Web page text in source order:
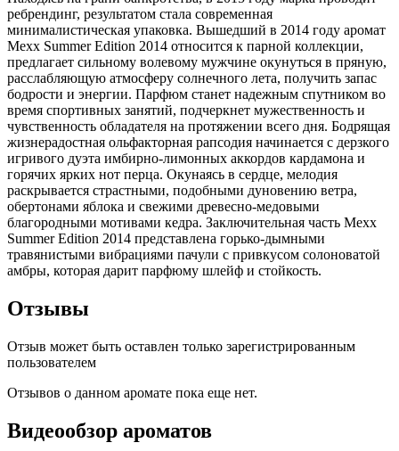
ребрендинг, результатом стала современная
минималистическая упаковка. Вышедший в 2014 году аромат
Mexx Summer Edition 2014 относится к парной коллекции,
предлагает сильному волевому мужчине окунуться в пряную,
расслабляющую атмосферу солнечного лета, получить запас
бодрости и энергии. Парфюм станет надежным спутником во
время спортивных занятий, подчеркнет мужественность и
чувственность обладателя на протяжении всего дня. Бодрящая
жизнерадостная ольфакторная рапсодия начинается с дерзкого
игривого дуэта имбирно-лимонных аккордов кардамона и
горячих ярких нот перца. Окунаясь в сердце, мелодия
раскрывается страстными, подобными дуновению ветра,
обертонами яблока и свежими древесно-медовыми
благородными мотивами кедра. Заключительная часть Mexx
Summer Edition 2014 представлена горько-дымными
травянистыми вибрациями пачули с привкусом солоноватой
амбры, которая дарит парфюму шлейф и стойкость.
Отзывы
Отзыв может быть оставлен только зарегистрированным
пользователем
Отзывов о данном аромате пока еще нет.
Видеообзор ароматов